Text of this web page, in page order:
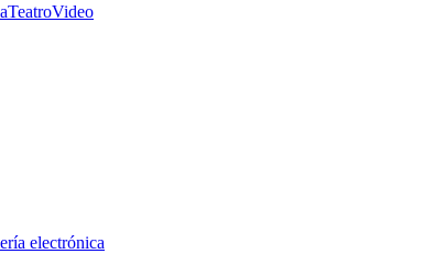
TeatroVideo
electrónica